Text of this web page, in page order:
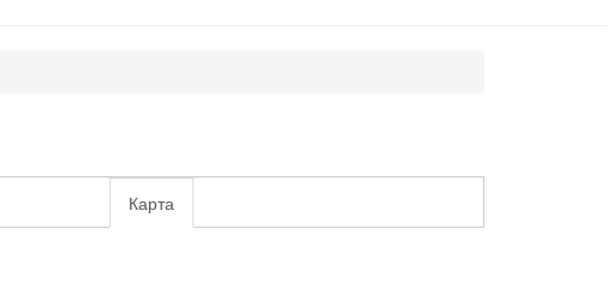
Карта